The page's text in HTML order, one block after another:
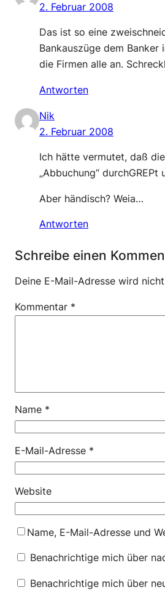
2. Februar 2008
Das ist so eine
Bankauszüge dem
die Firmen alle an.
Antworten
Nik
2. Februar 2008
Ich hätte vermutet, daß
„Abbuchung“
Aber händisch? Weia…
Antworten
Schreibe einen
Deine E-Mail-Adresse wird
Kommentar *
Name *
E-Mail-Adresse *
Website
Name, E-Mail-Adresse und
Benachrichtige mich über
Benachrichtige mich über